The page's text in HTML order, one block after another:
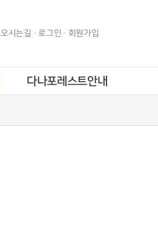
오시는길 로그인 회원가입
다나포레스트안내